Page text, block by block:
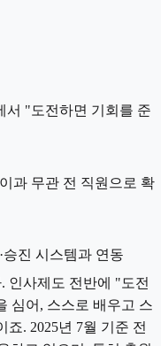
"도전하면 기회를 준
과 무관 전 직원으로 확
진 시스템과 연동
인사제도 전반에 "도전
심어, 스스로 배우고 스
. 2025년 7월 기준 전